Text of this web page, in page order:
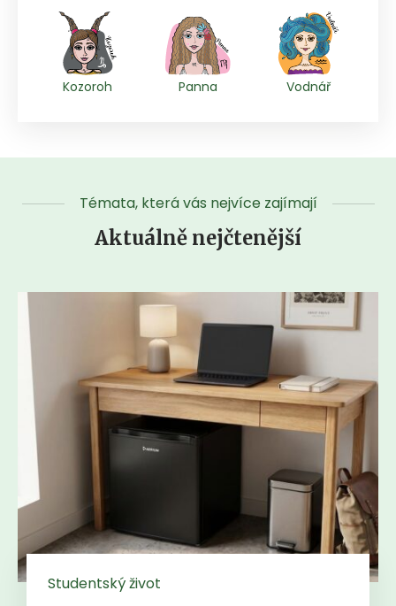
Kozoroh Panna Vodnář
Témata, která vás nejvíce zajímají
Aktuálně nejčtenější
Studentský život